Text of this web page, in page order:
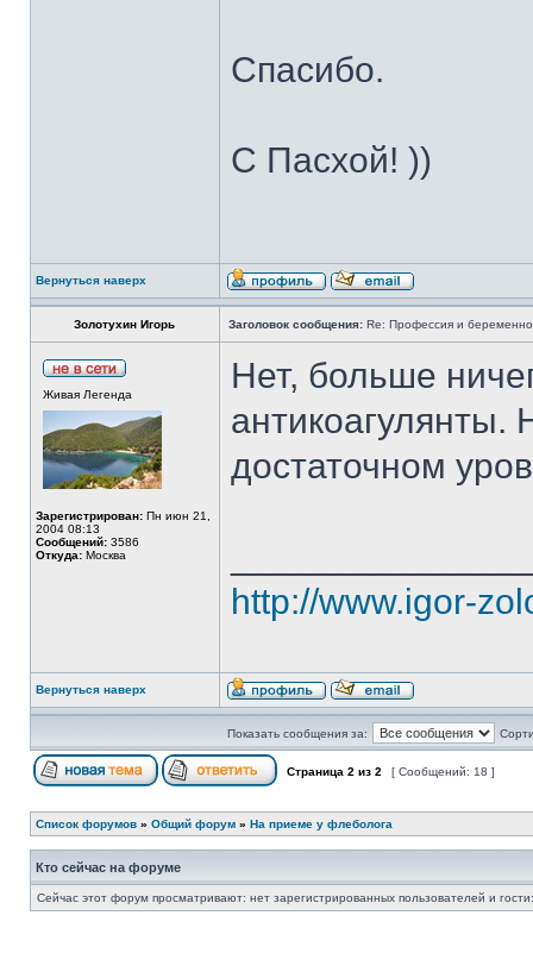
Спасибо.
С Пасхой! ))
Вернуться наверх
Золотухин Игорь Заголовок сообщения: Re: Профессия и
Живая Легенда
Зарегистрирован: Пн июн 21,
2004 08:13
Сообщений: 3586
Откуда: Москва
Нет, больше
антикоагулянты.
достаточном
http://www.igor-
Вернуться наверх
Показать сообщения за:
Страница 2 из 2 [ Сообщений: 18 ]
Список форумов » Общий форум » На приеме у флеболога
Кто сейчас на форуме
Сейчас этот форум просматривают: нет зарегистрированных пользователей и